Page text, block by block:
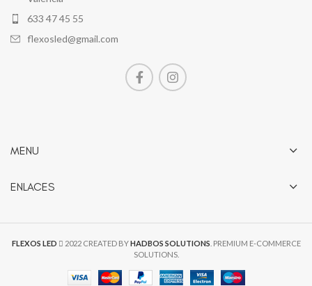
633 47 45 55
flexosled@gmail.com
MENU
ENLACES
FLEXOS LED 2022 CREATED BYHADBOS SOLUTIONS . PREMIUM E-COMMERCE
SOLUTIONS.